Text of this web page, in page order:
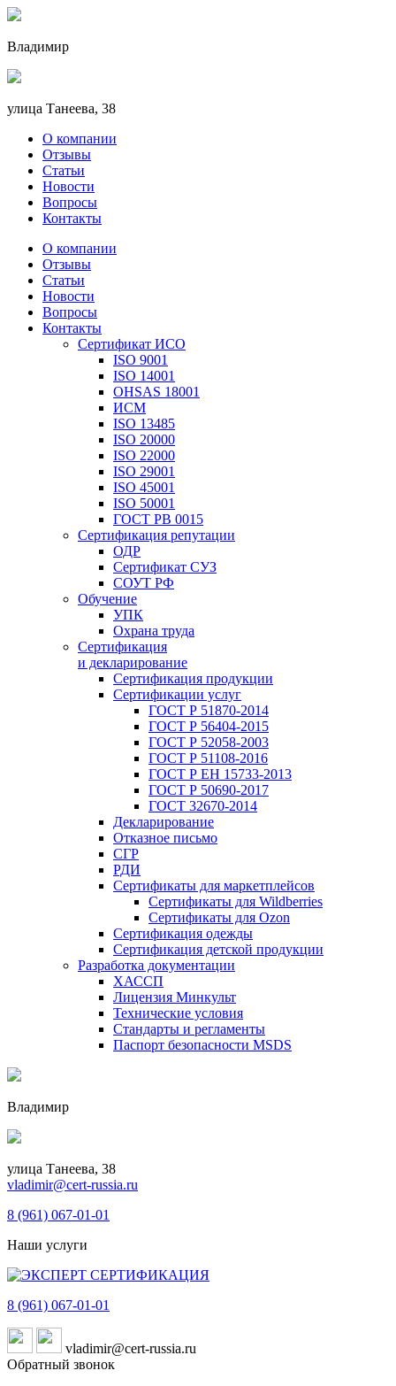
Владимир
улица Танеева, 38
О компании
Отзывы
Статьи
Новости
Вопросы
Контакты
О компании
Отзывы
Статьи
Новости
Вопросы
Контакты
Сертификат ИСО
ISO 9001
ISO 14001
OHSAS 18001
ИСМ
ISO 13485
ISO 20000
ISO 22000
ISO 29001
ISO 45001
ISO 50001
ГОСТ РВ 0015
Сертификация репутации
ОДР
Сертификат СУЗ
СОУТ РФ
Обучение
УПК
Охрана труда
Сертификация
и декларирование
Сертификация продукции
Сертификации услуг
ГОСТ Р 51870-2014
ГОСТ Р 56404-2015
ГОСТ Р 52058-2003
ГОСТ Р 51108-2016
ГОСТ Р ЕН 15733-2013
ГОСТ Р 50690-2017
ГОСТ 32670-2014
Декларирование
Отказное письмо
СГР
РДИ
Сертификаты для маркетплейсов
Сертификаты для Wildberries
Сертификаты для Ozon
Сертификация одежды
Сертификация детской продукции
Разработка документации
ХАССП
Лицензия Минкульт
Технические условия
Стандарты и регламенты
Паспорт безопасности MSDS
Владимир
улица Танеева, 38
vladimir@cert-russia.ru
8 (961) 067-01-01
Наши услуги
8 (961) 067-01-01
vladimir@cert-russia.ru
Обратный звонок